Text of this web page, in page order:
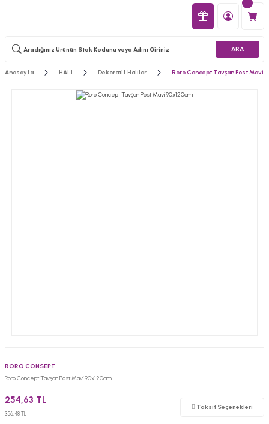
ARA
Anasayfa HALI Dekoratif Halılar Roro Concept Tavşan Post Mavi
RORO CONSEPT
Roro Concept Tavşan Post Mavi 90x120cm
254,63 TL
356,48 TL
Taksit Seçenekleri